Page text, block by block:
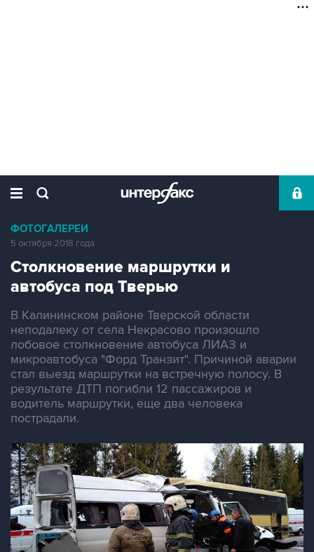
ФОТОГАЛЕРЕИ
5 октября 2018 года
Столкновение маршрутки и
автобуса под Тверью
В Калининском районе Тверской области
неподалеку от села Некрасово произошло
лобовое столкновение автобуса ЛИАЗ и
микроавтобуса "Форд Транзит". Причиной аварии
стал выезд маршрутки на встречную полосу. В
результате ДТП погибли 12 пассажиров и
водитель маршрутки, еще два человека
пострадали.